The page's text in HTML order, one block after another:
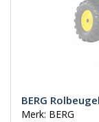
BERG
Merk: BERG